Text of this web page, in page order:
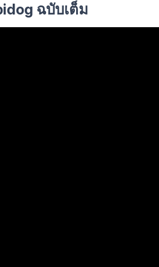
ฉบับเต็ม